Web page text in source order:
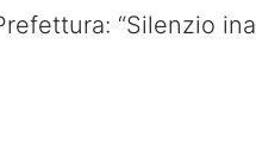
“Silenzio